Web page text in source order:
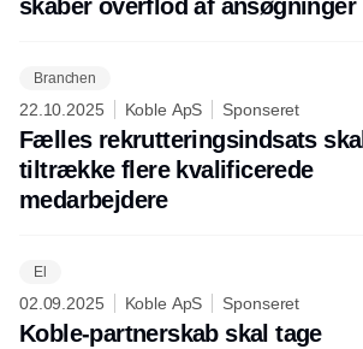
skaber overflod af ansøgninger
Branchen
22.10.2025 Koble ApS Sponseret
Fælles rekrutteringsindsats skal
tiltrække flere kvalificerede
medarbejdere
El
02.09.2025 Koble ApS Sponseret
Koble-partnerskab skal tage